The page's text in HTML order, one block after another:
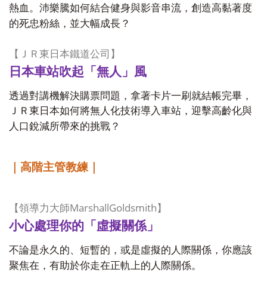
熱血。沛樂騰如何結合健身與影音串流，創造高黏著度
的死忠粉絲，並大幅成長？
【ＪＲ東日本鐵道公司】
日本車站吹起「無人」風
透過對講機解決購票問題，拿著卡片一刷就結帳完畢，
ＪＲ東日本如何將無人化技術導入車站，迎擊高齡化與
人口銳減所帶來的挑戰？
｜高階主管教練｜
【領導力大師MarshallGoldsmith 】
小心處理你的「虛擬關係」
不論是永久的、短暫的，或是虛擬的人際關係，你應該
聚焦在，有助於你走在正軌上的人際關係。